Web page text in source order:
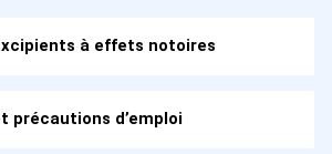
à effets notoires
précautions d’emploi